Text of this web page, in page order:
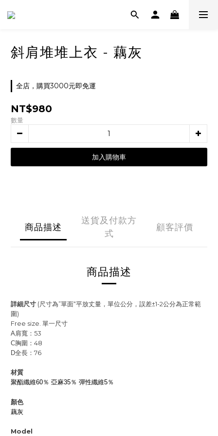
斜肩堆堆上衣 - 藕灰
全店，購買3000元即免運
NT$980
數量
加入購物車
商品描述
送貨及付款方
式
顧客評價
商品描述
詳細尺寸 (尺寸為”單面“平放丈量，單位公分，誤差±1-2公分為正常範
圍)
Free size. 單一尺寸
A肩寬：53
C胸圍：48
D全長：76
材質
聚酯纖維60％ 亞麻35％ 彈性纖維5％
顏色
藕灰
Model